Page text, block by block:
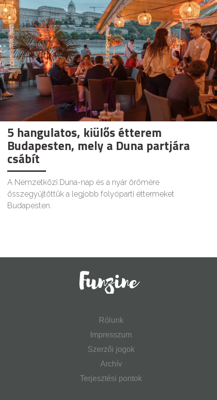
5 hangulatos, kiülős étterem
Budapesten, mely a Duna partjára
csábít
A Nemzetközi Duna-nap és a nyár örömére
összegyűjtöttük a legjobb folyóparti éttermeket
Budapesten.
Rólunk
Impresszum
Szerzői jogok
Archív
Terjesztési pontok